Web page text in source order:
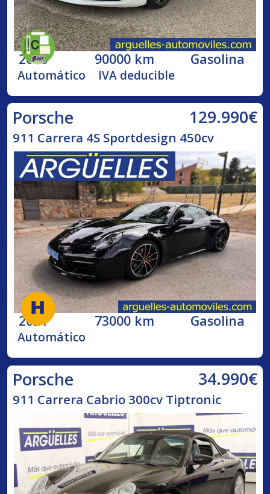
2016 90000 km Gasolina
Automático IVA deducible
Porsche 129.990€
911 Carrera 4S Sportdesign 450cv
2021 73000 km Gasolina
Automático
Porsche 34.990€
911 Carrera Cabrio 300cv Tiptronic